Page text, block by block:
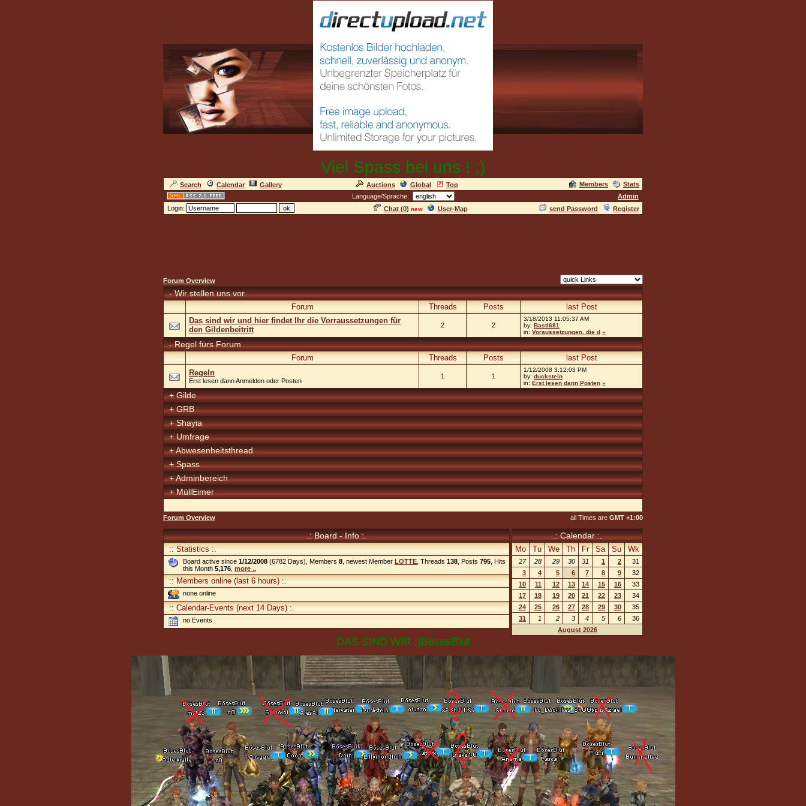
Viel Spass bei uns ! ;)
Search Calendar Gallery Auctions Global Top Members
Stats
Language/Sprache:
Admin
Login:
Chat (0) new User-Map send Password Register
Forum Overview
- Wir stellen uns vor
Forum Threads Posts
last Post
Das sind wir und hier findet Ihr die Vorraussetzungen für
den Gildenbeitritt
2 2
3/18/2013 11:05:37 AM
by: Bastl681
in: Voraussetzungen, die d »
- Regel fürs Forum
Forum Threads Posts
last Post
Regeln
Erst lesen dann Anmelden oder Posten
1 1
1/12/2008 3:12:03 PM
by: duckstein
in: Erst lesen dann Posten »
+ Gilde
+ GRB
+ Shayia
+ Umfrage
+Abwesenheitsthread
+ Spass
+Adminbereich
+ MüllEimer
Forum Overview all Times are GMT +1:00
.: Board - Info :.
:: Statistics :.
Board active since 1/12/2008 (6782 Days), Members 8 , newest Member LOTTE , Threads 138 , Posts 795 , Hits
this Month 5,176 more ..
:: Members online (last 6 hours) :.
none online
:: Calendar-Events (next 14 Days) :.
no Events
.: Calendar :.
Mo Tu We Th Fr Sa Su Wk
27 28 29 30 31 1 2
31
3
4 5 6 7 8 9
32
10
11 12 13 14 15 16
33
17
18 19 20 21 22 23
34
24
25 26 27 28 29 30
35
31
1 2 3 4 5 6
36
August 2026
DAS SIND WIR ;)BösesBlut